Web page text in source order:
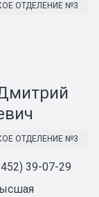
ОТДЕЛЕНИЕ №3
ОТДЕЛЕНИЕ №3
39-07-29